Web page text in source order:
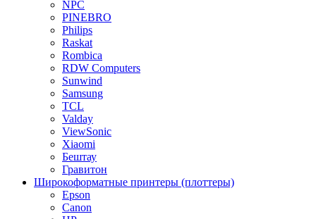
NPC
PINEBRO
Philips
Raskat
Rombica
RDW Computers
Sunwind
Samsung
TCL
Valday
ViewSonic
Xiaomi
Бештау
Гравитон
Широкоформатные принтеры (плоттеры)
Epson
Canon